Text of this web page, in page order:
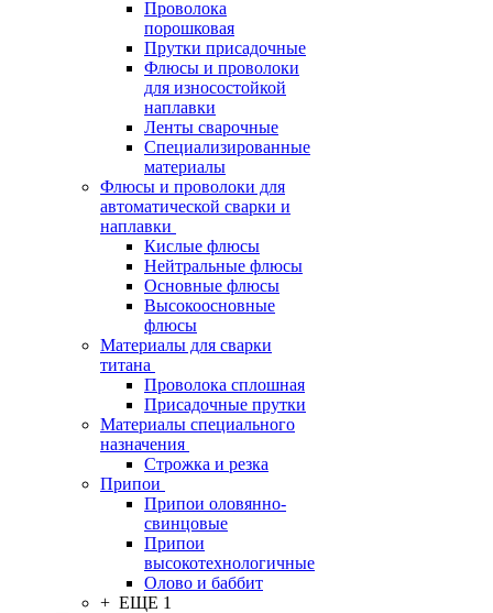
Проволока
порошковая
Прутки присадочные
Флюсы и проволоки
для износостойкой
наплавки
Ленты сварочные
Специализированные
материалы
Флюсы и проволоки для
автоматической сварки и
наплавки
Кислые флюсы
Нейтральные флюсы
Основные флюсы
Высокоосновные
флюсы
Материалы для сварки
титана
Проволока сплошная
Присадочные прутки
Материалы специального
назначения
Строжка и резка
Припои
Припои оловянно-
свинцовые
Припои
высокотехнологичные
Олово и баббит
+ ЕЩЕ 1